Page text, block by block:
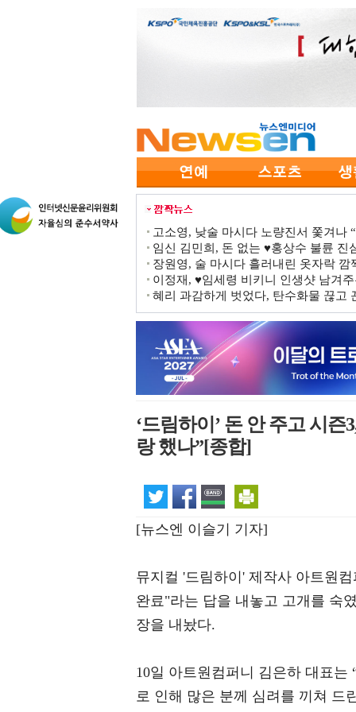
고소영, 낮술 마시다 노량진서 쫓겨나
임신 김민희, 돈 없는 ♥홍상수 불륜
장원영, 술 마시다 흘러내린 옷자락
이정재, ♥임세령 비키니 인생샷 남겨
혜리 과감하게 벗었다, 탄수화물 끊고
‘드림하이’ 돈 안 주고 시
랑 했나”[종합]
[뉴스엔 이슬기 기자]
뮤지컬 '드림하이' 제작사 아트원
완료"라는 답을 내놓고 고개를 숙
장을 내놨다.
10일 아트원컴퍼니 김은하 대표는
로 인해 많은 분께 심려를 끼쳐 드